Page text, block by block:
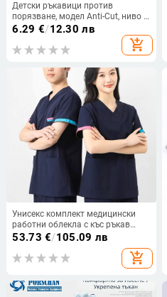
Детски ръкавици против
порязване, модел Anti-Cut, ниво 5
безопасност, нейлон, нейлонова
6.29 €/12.30 лв
add_shopping_cart
Унисекс комплект медицински
работни облекла с къс ръкав
(горнище + панталони) –
полиестер, памук и еластан, V-
53.73 €/105.09 лв
add_shopping_cart